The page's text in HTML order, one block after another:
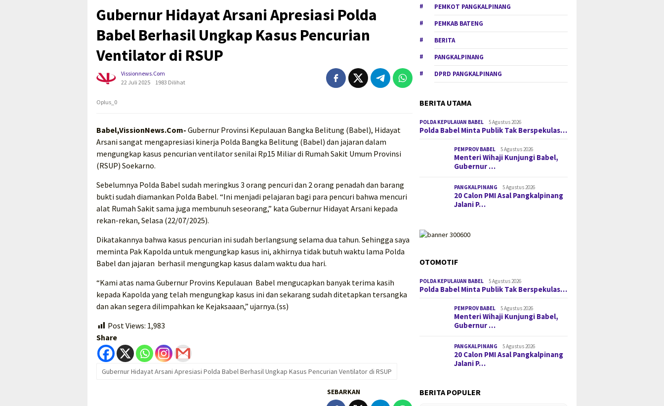
Gubernur Hidayat Arsani Apresiasi Polda
Babel Berhasil Ungkap Kasus Pencurian
Ventilator di RSUP
Vissionnews.com
22 Juli 2025
1983 Dilihat
Oplus_0
Babel,VissionNews.Com- Gubernur Provinsi Kepulauan Bangka Belitung (Babel), Hidayat
Arsani sangat mengapresiasi kinerja Polda Bangka Belitung (Babel) dan jajaran dalam
mengungkap kasus pencurian ventilator senilai Rp15 Miliar di Rumah Sakit Umum Provinsi
(RSUP) Soekarno.
Sebelumnya Polda Babel sudah meringkus 3 orang pencuri dan 2 orang penadah dan barang
bukti sudah diamankan Polda Babel. “Ini menjadi pelajaran bagi para pencuri bahwa mencuri
alat Rumah Sakit sama juga membunuh seseorang,” kata Gubernur Hidayat Arsani kepada
rekan-rekan, Selasa (22/07/2025).
Dikatakannya bahwa kasus pencurian ini sudah berlangsung selama dua tahun. Sehingga saya
meminta Pak Kapolda untuk mengungkap kasus ini, akhirnya tidak butuh waktu lama Polda
Babel dan jajaran berhasil mengungkap kasus dalam waktu dua hari.
“Kami atas nama Gubernur Provins Kepulauan Babel mengucapkan banyak terima kasih
kepada Kapolda yang telah mengungkap kasus ini dan sekarang sudah ditetapkan tersangka
dan akan segera dilimpahkan ke Kejaksaaan,” ujarnya.(ss)
Post Views: 1,983
Share
Gubernur Hidayat Arsani Apresiasi Polda Babel Berhasil Ungkap Kasus Pencurian Ventilator di RSUP
SEBARKAN
PEMKOT PANGKALPINANG
PEMKAB BATENG
BERITA
PANGKALPINANG
DPRD PANGKALPINANG
BERITA UTAMA
POLDA KEPULAUAN BABEL 5 Agustus 2026
Polda Babel Minta Publik Tak Berspekulas…
PEMPROV BABEL 5 Agustus 2026
Menteri Wihaji Kunjungi Babel,
Gubernur …
PANGKALPINANG 5 Agustus 2026
20 Calon PMI Asal Pangkalpinang
Jalani P…
OTOMOTIF
POLDA KEPULAUAN BABEL 5 Agustus 2026
Polda Babel Minta Publik Tak Berspekulas…
PEMPROV BABEL 5 Agustus 2026
Menteri Wihaji Kunjungi Babel,
Gubernur …
PANGKALPINANG 5 Agustus 2026
20 Calon PMI Asal Pangkalpinang
Jalani P…
BERITA POPULER